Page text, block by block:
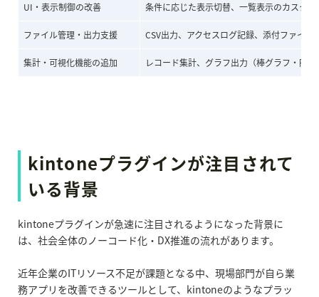
UI・表示制御の改善 条件に応じた表示切替、一覧表示のカスタマ
ファイル管理・出力支援 CSV出力、アクセスログ記録、添付ファイル
集計・可視化機能の追加 レコード集計、グラフ出力（棒グラフ・円
kintoneプラグインが注目されて
いる背景
kintoneプラグインが急速に注目されるようになった背景に
は、社会全体のノーコード化・DX推進の流れがあります。
近年企業のITリソース不足が課題となる中、現場部門が自ら業
務アプリを改善できるツールとして、kintoneのようなプラッ